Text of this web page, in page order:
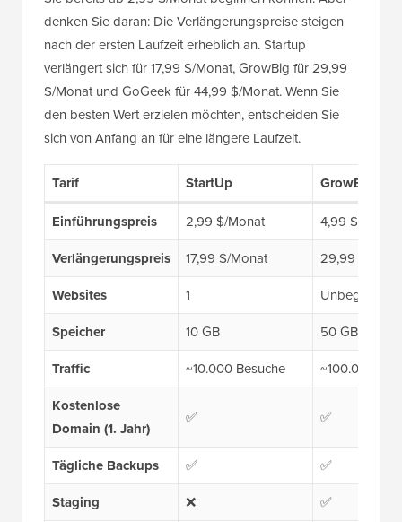
denken Sie daran: Die Verlängerungspreise steigen
nach der ersten Laufzeit erheblich an. Startup
verlängert sich für 17,99 $/Monat, GrowBig für 29,99
$/Monat und GoGeek für 44,99 $/Monat. Wenn Sie
den besten Wert erzielen möchten, entscheiden Sie
sich von Anfang an für eine längere Laufzeit.
Tarif StartUp
GrowBig
Einführungspreis
2,99 $/Monat
4,99 $/Monat
Verlängerungspreis
17,99 $/Monat
29,99 $/
Websites
1
Unbegrenzt
Speicher
10 GB
50 GB
Traffic
~10.000 Besuche
~100.000
Kostenlose
Domain (1. Jahr)
✅ ✅
Tägliche Backups ✅
✅
Staging
❌
✅